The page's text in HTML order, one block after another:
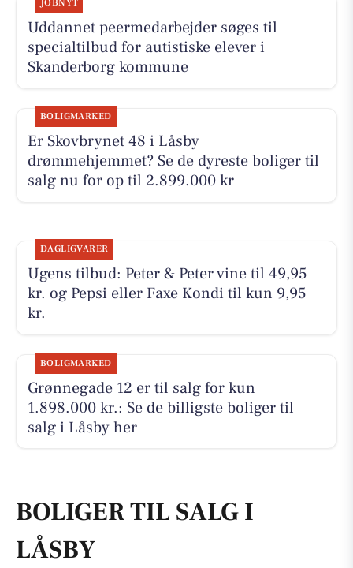
JOBNYT
Uddannet peermedarbejder søges til
specialtilbud for autistiske elever i
Skanderborg kommune
BOLIGMARKED
Er Skovbrynet 48 i Låsby
drømmehjemmet? Se de dyreste boliger til
salg nu for op til 2.899.000 kr
DAGLIGVARER
Ugens tilbud: Peter & Peter vine til 49,95
kr. og Pepsi eller Faxe Kondi til kun 9,95
kr.
BOLIGMARKED
Grønnegade 12 er til salg for kun
1.898.000 kr.: Se de billigste boliger til
salg i Låsby her
BOLIGER TIL SALG I
LÅSBY